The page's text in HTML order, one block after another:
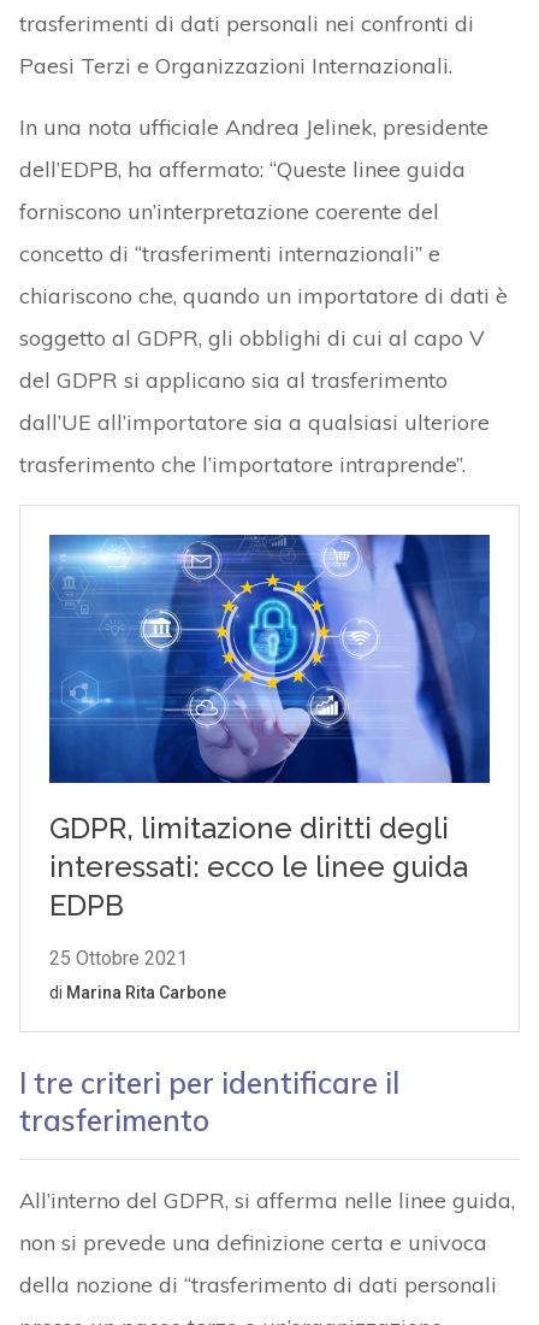
trasferimenti di dati personali nei confronti di
Paesi Terzi e Organizzazioni Internazionali.
In una nota ufficiale Andrea Jelinek, presidente
dell’EDPB, ha affermato: “Queste linee guida
forniscono un’interpretazione coerente del
concetto di “trasferimenti internazionali” e
chiariscono che, quando un importatore di dati è
soggetto al GDPR, gli obblighi di cui al capo V
del GDPR si applicano sia al trasferimento
dall’UE all’importatore sia a qualsiasi ulteriore
trasferimento che l’importatore intraprende”.
I tre criteri per identificare il
trasferimento
All’interno del GDPR, si afferma nelle linee guida,
non si prevede una definizione certa e univoca
della nozione di “trasferimento di dati personali